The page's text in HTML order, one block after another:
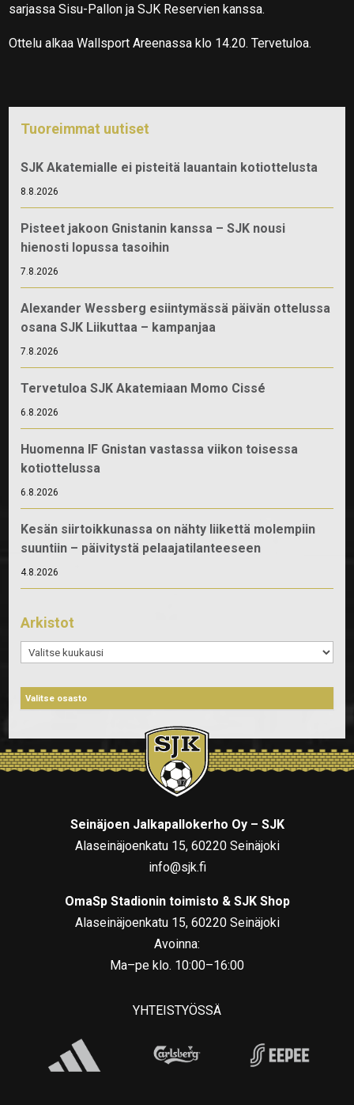
sarjassa Sisu-Pallon ja SJK Reservien kanssa.
Ottelu alkaa Wallsport Areenassa klo 14.20. Tervetuloa.
Tuoreimmat uutiset
SJK Akatemialle ei pisteitä lauantain kotiottelusta
8.8.2026
Pisteet jakoon Gnistanin kanssa – SJK nousi
hienosti lopussa tasoihin
7.8.2026
Alexander Wessberg esiintymässä päivän ottelussa
osana SJK Liikuttaa – kampanjaa
7.8.2026
Tervetuloa SJK Akatemiaan Momo Cissé
6.8.2026
Huomenna IF Gnistan vastassa viikon toisessa
kotiottelussa
6.8.2026
Kesän siirtoikkunassa on nähty liikettä molempiin
suuntiin – päivitystä pelaajatilanteeseen
4.8.2026
Arkistot
Arkistot
Seinäjoen Jalkapallokerho Oy – SJK
Alaseinäjoenkatu 15, 60220 Seinäjoki
info@sjk.fi
OmaSp Stadionin toimisto & SJK Shop
Alaseinäjoenkatu 15, 60220 Seinäjoki
Avoinna:
Ma–pe klo. 10:00–16:00
YHTEISTYÖSSÄ